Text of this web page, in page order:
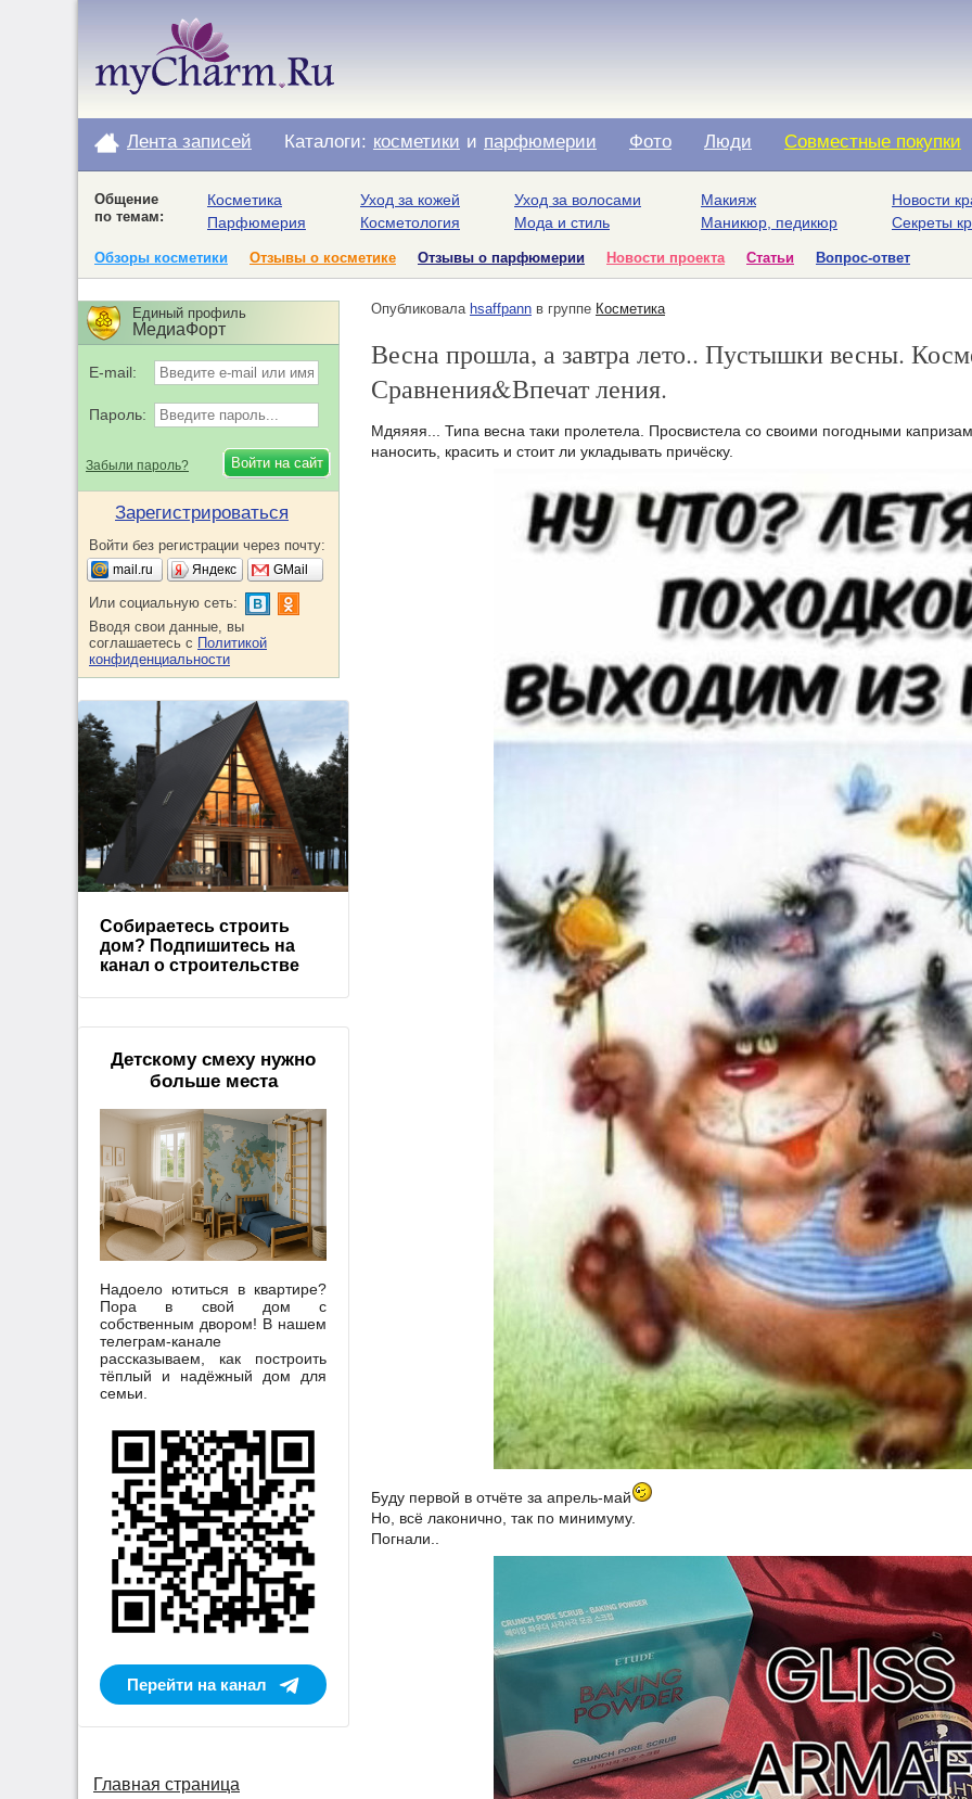
Лента записей Каталоги: косметики и парфюмерии Фото Люди Совместные покупки
Общение
по темам:
Косметика
Парфюмерия
Уход за кожей
Косметология
Уход за волосами
Мода и стиль
Макияж
Маникюр, педикюр
Новости
Секреты
Обзоры косметики Отзывы о косметике Отзывы о парфюмерии Новости проекта Статьи Вопрос-ответ
Опубликовала hsaffpann в группе Косметика
Весна прошла, а завтра лето.. Пустышки весны.
Сравнения&Впечат ления.
Мдяяяя... Типа весна таки пролетела. Просвистела со своими погодными
наносить, красить и стоит ли укладывать причёску.
Буду первой в отчёте за апрель-май
Но, всё лаконично, так по минимуму.
Погнали..
Единый профиль
МедиаФорт
E-mail:
Пароль:
Забыли пароль?
Зарегистрироваться
Войти без регистрации через почту:
mail.ru Яндекс GMail
Или социальную сеть:
Вводя свои данные, вы
соглашаетесь с Политикой
конфиденциальности
Собираетесь строить
дом? Подпишитесь на
канал о строительстве
Детскому смеху нужно
больше места
Надоело ютиться в квартире?
Пора в свой дом с
собственным двором! В нашем
телеграм-канале
рассказываем, как построить
тёплый и надёжный дом для
семьи.
Перейти на канал
Главная страница